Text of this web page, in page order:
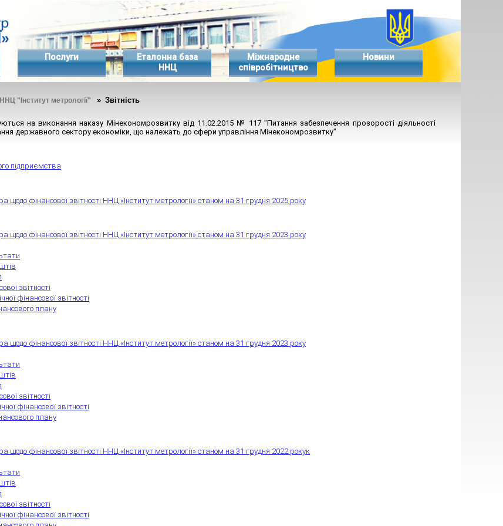
Послуги
Еталонна база
ННЦ
Міжнародне
співробітництво
Новини
"Інститут метрології" » Звітність
на виконання наказу Мінекономрозвитку від 11.02.2015 № 117 "Питання забезпечення прозорості діяльності
державного сектору економіки, що належать до сфери управління Мінекономрозвитку"
підприємства
щодо фінансової звітності ННЦ «Інститут метрології» станом на 31 грудня 2025 року
щодо фінансової звітності ННЦ «Інститут метрології» станом на 31 грудня 2023 року
звітності
фінансової звітності
плану
щодо фінансової звітності ННЦ «Інститут метрології» станом на 31 грудня 2023 року
звітності
фінансової звітності
плану
щодо фінансової звітності ННЦ «Інститут метрології» станом на 31 грудня 2022 рокук
звітності
фінансової звітності